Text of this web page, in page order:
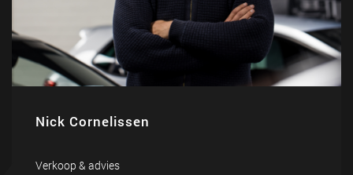
Nick Cornelissen
Verkoop & advies